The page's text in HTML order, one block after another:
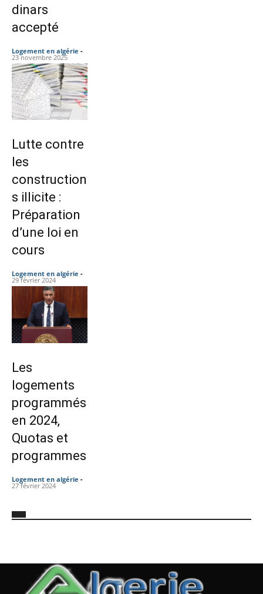
dinars
accepté
Logement en algérie -
23 novembre 2025
Lutte contre
les
construction
s illicite :
Préparation
d’une loi en
cours
Logement en algérie -
29 février 2024
Les
logements
programmés
en 2024,
Quotas et
programmes
Logement en algérie -
27 février 2024